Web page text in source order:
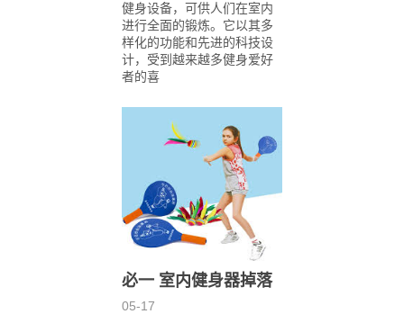
健身设备，可供人们在室内
进行全面的锻炼。它以其多
样化的功能和先进的科技设
计，受到越来越多健身爱好
者的喜
必一 室内健身器掉落
05-17